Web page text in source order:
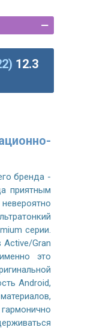
12.3
бренда -
приятным
серии.
Active/Gran
это
Android,